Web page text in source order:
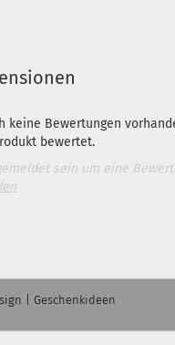
keine Bewertungen
bewertet.
sein um eine
| Geschenkideen